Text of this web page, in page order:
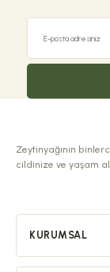
Zeytinyağının
cildinize ve yaşam
KURUMSAL